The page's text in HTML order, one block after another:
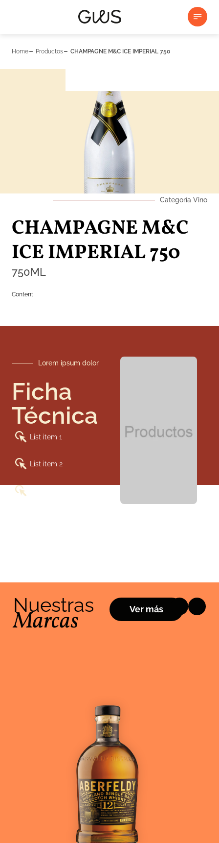
Home Productos CHAMPAGNE M&C ICE IMPERIAL 750
Categoría Vino
CHAMPAGNE M&C
ICE IMPERIAL 750
750ML
Content
Lorem ipsum dolor
Ficha
Técnica
List item 1
List item 2
Nuestras
Marcas Ver más